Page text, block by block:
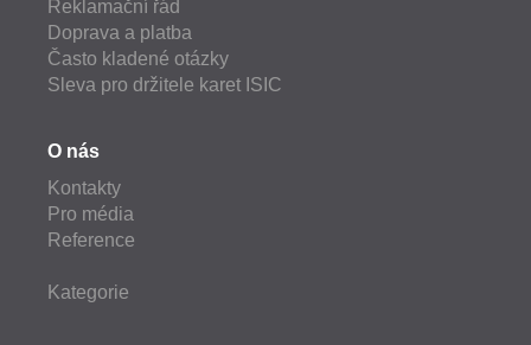
Reklamační řád
Doprava a platba
Často kladené otázky
Sleva pro držitele karet ISIC
O nás
Kontakty
Pro média
Reference
Kategorie